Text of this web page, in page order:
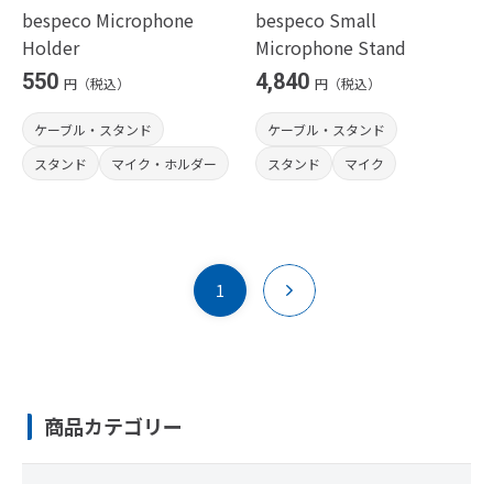
bespeco Microphone
Holder
550 円（税込）
ケーブル・スタンド
スタンド
マイク・ホルダー
bespeco Small
Microphone Stand
4,840 円（税込）
ケーブル・スタンド
スタンド
マイク
1
商品カテゴリー